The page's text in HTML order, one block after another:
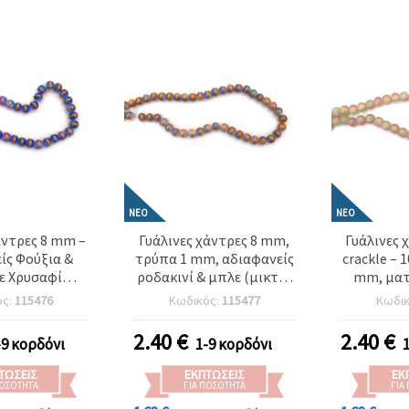
8 mm –
Φούξια &
Χρυσαφί
(χρώμα),
Κλωστή
για
&
115476
κορδόνι
ΝΈΟ
Γυάλινες χάντρες 8 mm,
τρύπα 1 mm, αδιαφανείς
ροδακινί & μπλε (μικτά)
με χρυσαφί περίγραμμα,
περαστή σειρά ~105 τεμ.
– Ιδανικές για κατασκευή
κοσμημάτων, beading &
χειροτεχνικές DIY
κατασκευές
Κωδικός: 115477
2.40€ 1-9 κορδόνι
ΕΚΠΤΏΣΕΙΣ
ΓΙΑ ΠΟΣΌΤΗΤΑ
ΝΈΟ
Γυάλινες
crackle –
mm,
κρεμ,
χρυσή
2.40€